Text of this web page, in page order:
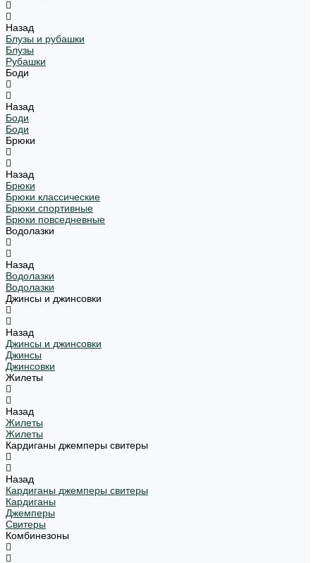
Назад
Блузы и рубашки
Блузы
Рубашки
Боди
Назад
Боди
Боди
Брюки
Назад
Брюки
Брюки классические
Брюки спортивные
Брюки повседневные
Водолазки
Назад
Водолазки
Водолазки
Джинсы и джинсовки
Назад
Джинсы и джинсовки
Джинсы
Джинсовки
Жилеты
Назад
Жилеты
Жилеты
Кардиганы джемперы свитеры
Назад
Кардиганы джемперы свитеры
Кардиганы
Джемперы
Свитеры
Комбинезоны